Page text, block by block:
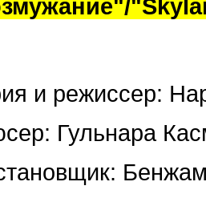
и режиссер:
Гульнара